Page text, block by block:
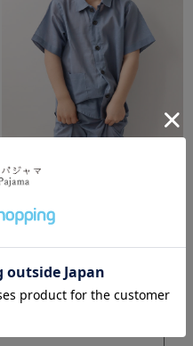
ガーゼ男の子パジャマ上着
り、新感覚1重ガーゼパジャマ
商品詳細はこちら